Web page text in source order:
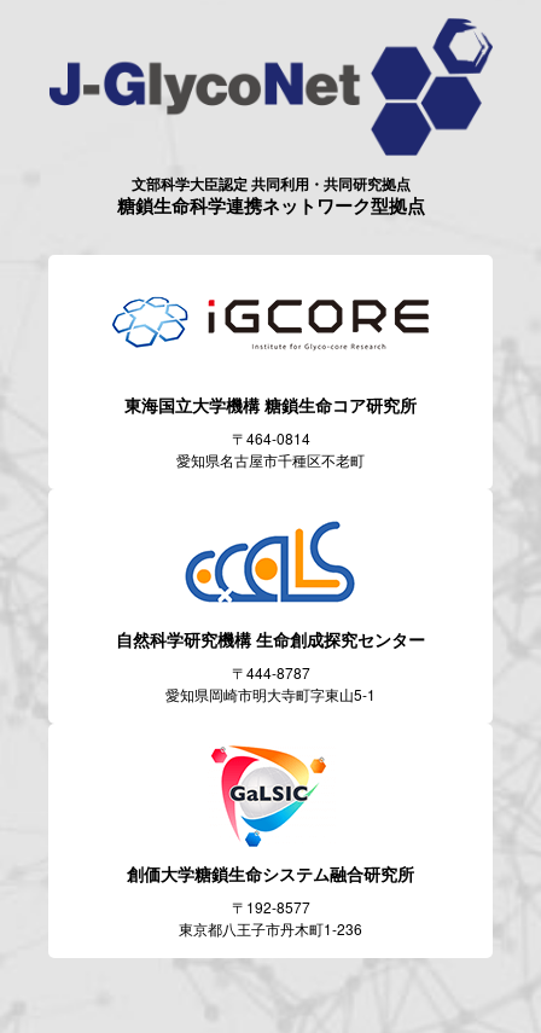
文部科学大臣認定 共同利用・共同研究拠点
糖鎖生命科学連携ネットワーク型拠点
東海国立大学機構糖鎖生命コア研究所
〒464-0814
愛知県名古屋市千種区不老町
自然科学研究機構生命創成探究センター
〒444-8787
愛知県岡崎市明大寺町字東山5-1
創価大学糖鎖生命システム融合研究所
〒192-8577
東京都八王子市丹木町1-236